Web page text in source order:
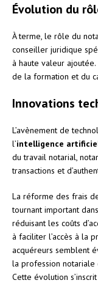
Évolution du
À terme, le rôle du
conseiller juridique
à haute valeur
de la formation et du
Innovations
L’avènement de
l’intelligence
du travail notarial,
transactions et
La réforme des frais
tournant important
réduisant les coûts
à faciliter l’accès à la
acquéreurs semblent
la profession
Cette évolution